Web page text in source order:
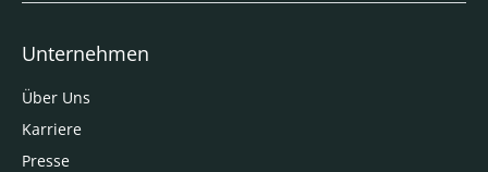
Unternehmen
Über Uns
Karriere
Presse